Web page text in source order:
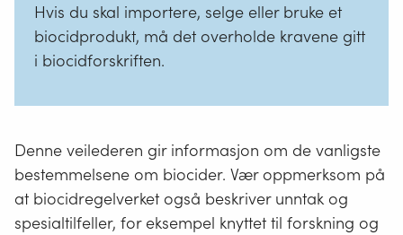
Hvis du skal importere, selge eller bruke et
biocidprodukt, må det overholde kravene gitt
i biocidforskriften.
Denne veilederen gir informasjon om de vanligste
bestemmelsene om biocider. Vær oppmerksom på
at biocidregelverket også beskriver unntak og
spesialtilfeller, for eksempel knyttet til forskning og